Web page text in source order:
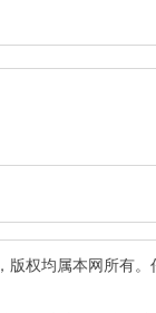
权均属本网所有